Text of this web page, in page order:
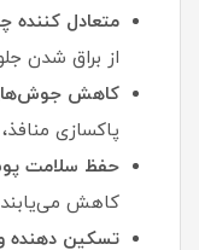
متعادل‌ کننده
از براق شدن
کاهش
پاکسازی
حفظ سلامت
کاهش
تسکین‌ دهنده